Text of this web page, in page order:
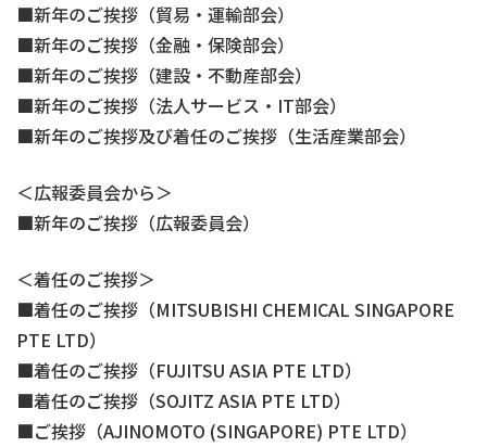
新年のご挨拶（貿易・運輸部会）
新年のご挨拶（金融・保険部会）
新年のご挨拶（建設・不動産部会）
新年のご挨拶（法人サービス・IT部会）
新年のご挨拶及び着任のご挨拶（生活産業部会）
＜広報委員会から＞
新年のご挨拶（広報委員会）
＜着任のご挨拶＞
着任のご挨拶（MITSUBISHI CHEMICAL SINGAPORE
PTE LTD）
着任のご挨拶（FUJITSU ASIA PTE LTD）
着任のご挨拶（SOJITZ ASIA PTE LTD）
ご挨拶（AJINOMOTO (SINGAPORE) PTE LTD）